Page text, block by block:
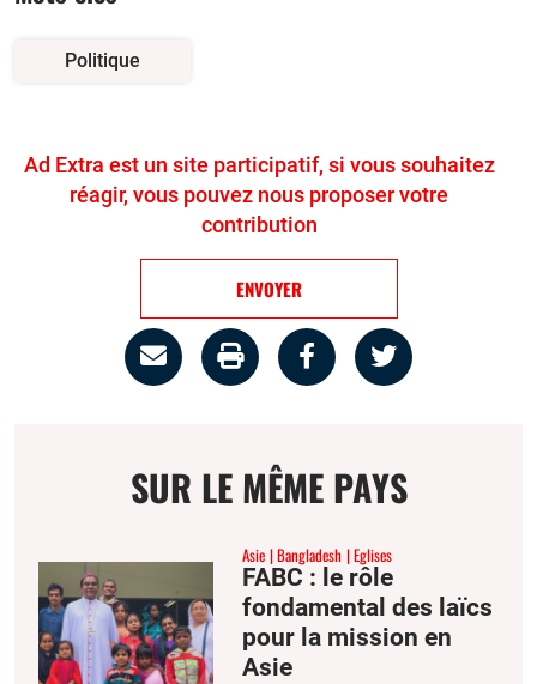
Politique
Ad Extra est un site participatif, si vous souhaitez
réagir, vous pouvez nous proposer votre
contribution
ENVOYER
Partage
par
ImprimerPartager
sur
Partager
SUR LE MÊME PAYS
Asie Bangladesh Eglises
FABC : le rôle
fondamental des laïcs
pour la mission en
Asie